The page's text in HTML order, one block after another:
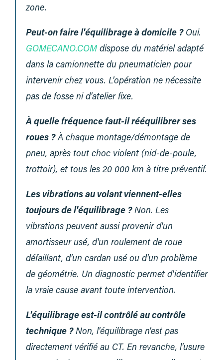
zone.
Peut-on faire l'équilibrage à domicile ? Oui.
GOMECANO.COM dispose du matériel adapté
dans la camionnette du pneumaticien pour
intervenir chez vous. L'opération ne nécessite
pas de fosse ni d'atelier fixe.
À quelle fréquence faut-il rééquilibrer ses
roues ? À chaque montage/démontage de
pneu, après tout choc violent (nid-de-poule,
trottoir), et tous les 20 000 km à titre préventif.
Les vibrations au volant viennent-elles
toujours de l'équilibrage ? Non. Les
vibrations peuvent aussi provenir d'un
amortisseur usé, d'un roulement de roue
défaillant, d'un cardan usé ou d'un problème
de géométrie. Un diagnostic permet d'identifier
la vraie cause avant toute intervention.
L'équilibrage est-il contrôlé au contrôle
technique ? Non, l'équilibrage n'est pas
directement vérifié au CT. En revanche, l'usure